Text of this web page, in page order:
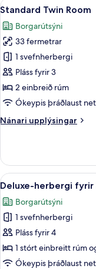
Skoða
allar
myndir
fyrir
Standard
Twin
Room
14
Standard Twin Room
Borgarútsýni
33 fermetrar
1 svefnherbergi
Pláss fyrir 3
2 einbreið rúm
Ókeypis þráðlaust net
Nánari upplýsingar
Nánari
Twin
Room
Skoða
allar
myndir
fyrir
Deluxe-
herbergi
fyrir
9
Deluxe-herbergi
Borgarútsýni
1 svefnherbergi
Pláss fyrir 4
1 stórt einbreitt rúm
Ókeypis þráðlaust net